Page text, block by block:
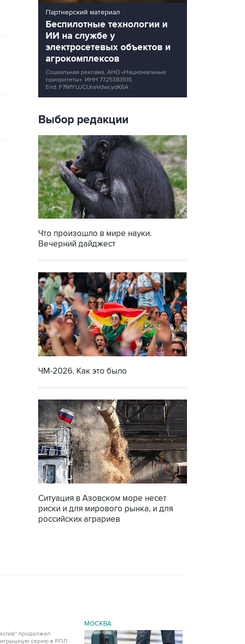
Партнерский материал
Беспилотные технологии и
ИИ на службе у
электросетевых объектов и
агрокомплексов
Социальная реклама, АНО «Национальные
приоритеты». ИНН 7725383515
Erid: F7NfYUJCUneVdwcydK6A
Выбор редакции
Что произошло в мире науки.
Вечерний дайджест
ЧМ-2026. Как это было
Ситуация в Азовском море несет
риски и для мирового рынка, и для
российских аграриев
МОСКВА